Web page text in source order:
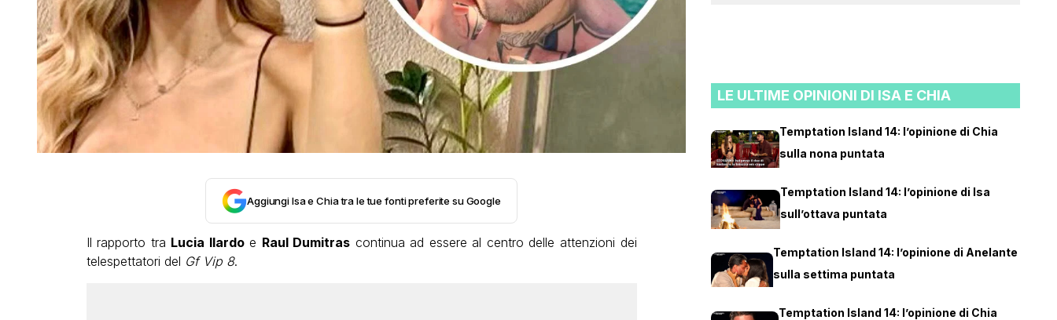
Aggiungi Isa e Chia tra le tue fonti preferite su Google
Il rapporto tra Lucia Ilardoe Raul Dumitras continua ad essere al centro delle attenzioni dei
telespettatori del Gf Vip 8.
LE ULTIME OPINIONI DI ISA E CHIA
Temptation Island 14: l’opinione di Chia
sulla nona puntata
Temptation Island 14: l’opinione di Isa
sull’ottava puntata
Temptation Island 14: l’opinione di Anelante
sulla settima puntata
Temptation Island 14: l’opinione di Chia